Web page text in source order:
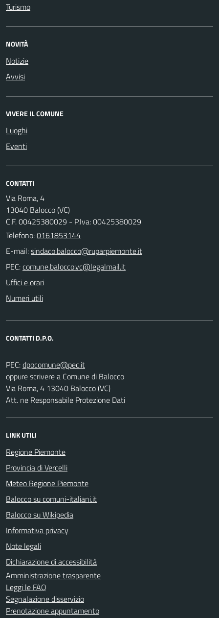
Turismo
NOVITÀ
Notizie
Avvisi
VIVERE IL COMUNE
Luoghi
Eventi
CONTATTI
Via Roma, 4
13040 Balocco (VC)
C.F. 00425380029 - P.Iva: 00425380029
Telefono:0161853144
E-mail:
PEC:
Uffici e orari
Numeri utili
CONTATTI D.P.O.
PEC:
oppure scrivere a Comune di Balocco
Via Roma, 4 13040 Balocco (VC)
Att. ne Responsabile Protezione Dati
LINK UTILI
Regione Piemonte
Provincia di Vercelli
Meteo Regione Piemonte
Balocco su comuni-italiani.it
Balocco su Wikipedia
Informativa privacy
Note legali
Dichiarazione di accessibilità
Amministrazione trasparente
Leggi le FAQ
Segnalazione disservizio
Prenotazione appuntamento